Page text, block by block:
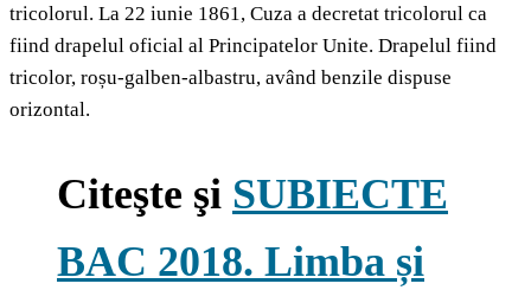
tricolorul. La 22 iunie 1861, Cuza a decretat tricolorul ca
fiind drapelul oficial al Principatelor Unite. Drapelul fiind
tricolor, roșu-galben-albastru, având benzile dispuse
orizontal.
Citeşte şi SUBIECTE
BAC 2018. Limba și